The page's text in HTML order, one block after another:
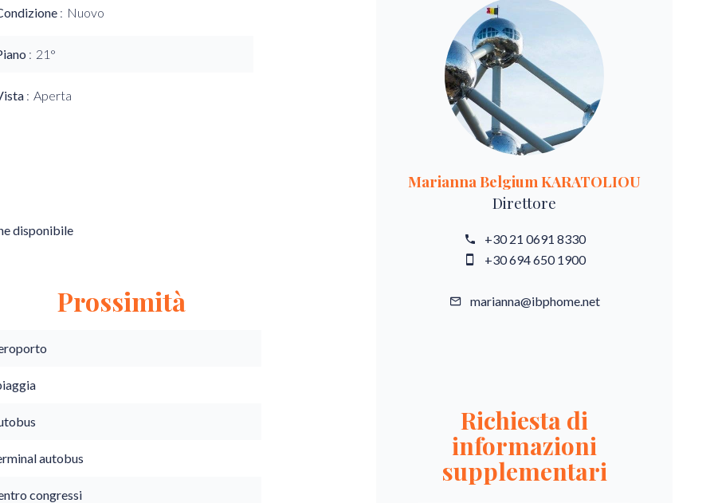
Nuovo
21°
Aperta
disponibile
Prossimità
autobus
congressi
Marianna Belgium KARATOLIOU
Direttore
+30 21 0691 8330
+30 694 650 1900
marianna@ibphome.net
Richiesta di
informazioni
supplementari